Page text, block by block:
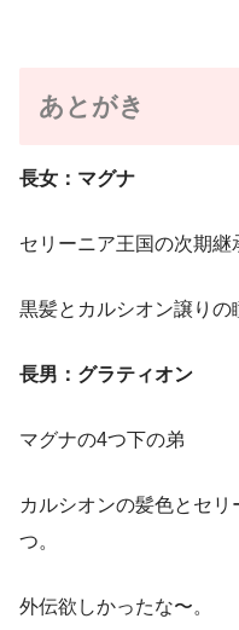
あとがき
長女：マグナ
セリーニア王国の次期継
黒髪とカルシオン譲りの
長男：グラティオン
マグナの4つ下の弟
カルシオンの髪色とセ
つ。
外伝欲しかったな〜。